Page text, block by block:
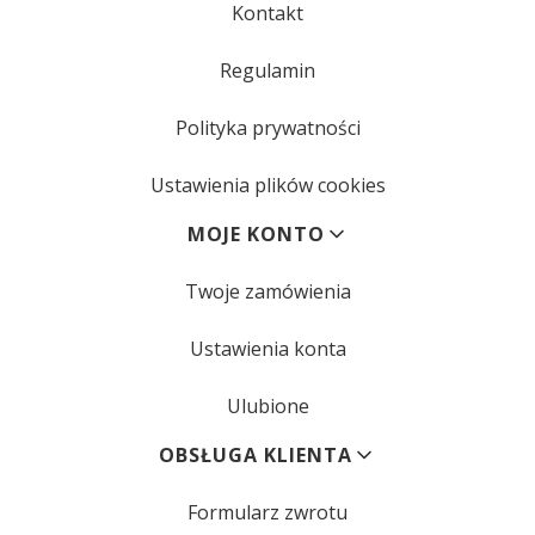
Kontakt
Regulamin
Polityka prywatności
Ustawienia plików cookies
MOJE KONTO
Twoje zamówienia
Ustawienia konta
Ulubione
OBSŁUGA KLIENTA
Formularz zwrotu